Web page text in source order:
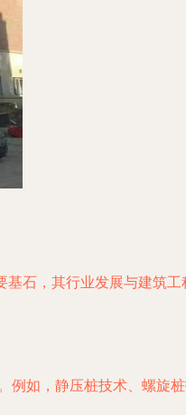
石，其行业发展与建筑
例如，静压桩技术、螺旋